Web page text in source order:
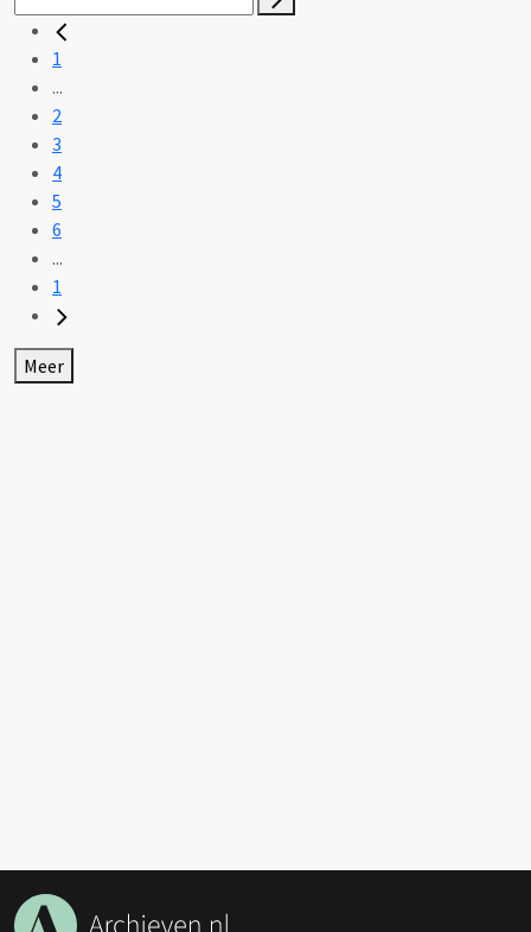
1
...
2
3
4
5
6
...
1
Meer